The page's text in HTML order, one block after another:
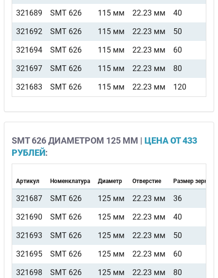
321689
SMT 626 115 мм 22.23 мм
40
321692
SMT 626 115 мм 22.23 мм
50
321694
SMT 626 115 мм 22.23 мм
60
321697
SMT 626 115 мм 22.23 мм
80
321683
SMT 626 115 мм 22.23 мм 120
SMT 626 ДИАМЕТРОМ 125 ММ | ЦЕНА ОТ 433
РУБЛЕЙ:
Артикул Номенклатура Диаметр Отверстие Размер зерна
321687 SMT 626 125 мм 22.23 мм
36
321690
SMT 626 125 мм 22.23 мм
40
321693
SMT 626 125 мм 22.23 мм
50
321695
SMT 626 125 мм 22.23 мм
60
321698
SMT 626 125 мм 22.23 мм
80